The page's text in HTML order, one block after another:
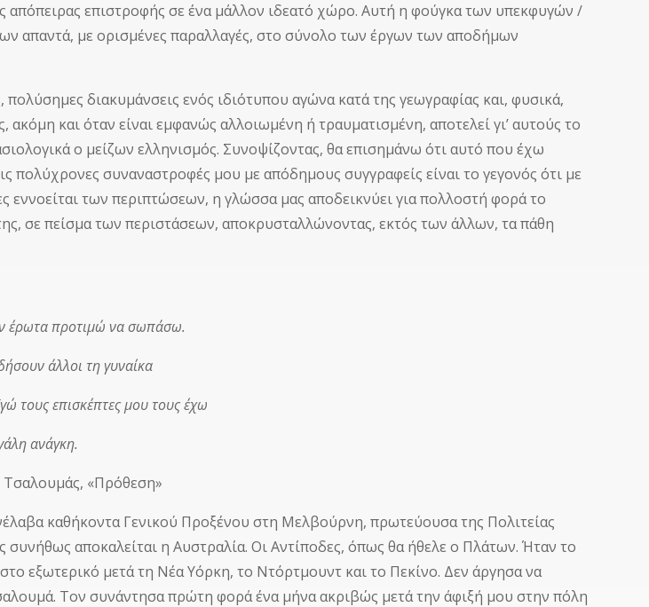
απόπειρας επιστροφής σε ένα μάλλον ιδεατό χώρο. Αυτή η φούγκα των υπεκφυγών /
απαντά, με ορισμένες παραλλαγές, στο σύνολο των έργων των αποδήμων
διακυμάνσεις ενός ιδιότυπου αγώνα κατά της γεωγραφίας και, φυσικά,
και όταν είναι εμφανώς αλλοιωμένη ή τραυματισμένη, αποτελεί γι’ αυτούς το
ο μείζων ελληνισμός. Συνοψίζοντας, θα επισημάνω ότι αυτό που έχω
πολύχρονες συναναστροφές μου με απόδημους συγγραφείς είναι το γεγονός ότι με
εννοείται των περιπτώσεων, η γλώσσα μας αποδεικνύει για πολλοστή φορά το
σε πείσμα των περιστάσεων, αποκρυσταλλώνοντας, εκτός των άλλων, τα πάθη
να σωπάσω.
τη γυναίκα
μου τους έχω
«Πρόθεση»
καθήκοντα Γενικού Προξένου στη Μελβούρνη, πρωτεύουσα της Πολιτείας
συνήθως αποκαλείται η Αυστραλία. Οι Αντίποδες, όπως θα ήθελε ο Πλάτων. Ήταν το
εξωτερικό μετά τη Νέα Υόρκη, το Ντόρτμουντ και το Πεκίνο. Δεν άργησα να
Τον συνάντησα πρώτη φορά ένα μήνα ακριβώς μετά την άφιξή μου στην πόλη